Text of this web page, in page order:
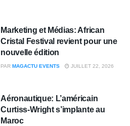
Marketing et Médias: African
Cristal Festival revient pour une
nouvelle édition
PAR MAGACTU EVENTS JUILLET 22, 2026
Aéronautique: L’américain
Curtiss-Wright s’implante au
Maroc